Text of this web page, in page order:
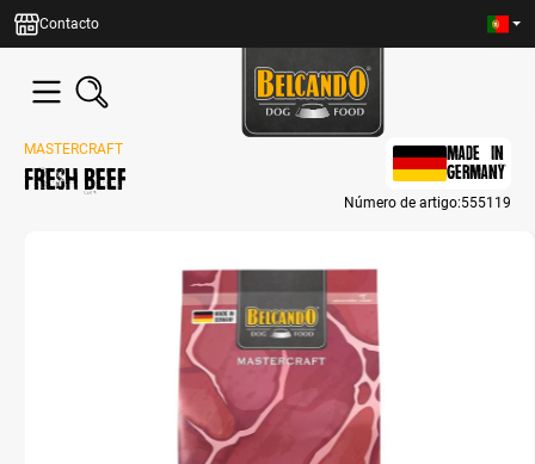
principal
Contacto
MASTERCRAFT
Fresh Beef
MADE IN
GERMANY
Número de artigo:555119